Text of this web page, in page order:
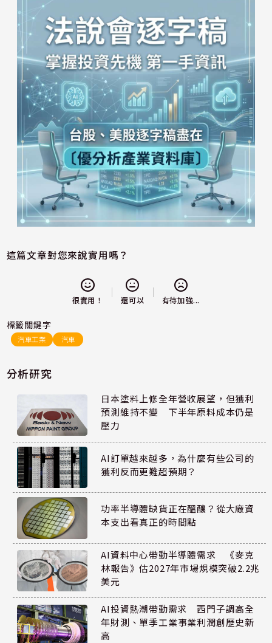
這篇文章對您來說實用嗎？
很實用！ 還可以 有待加強...
標籤關鍵字
汽車工業 汽車
分析研究
日本塗料上修全年營收展望，但獲利
預測維持不變 下半年原料成本仍是
壓力
AI訂單越來越多，為什麼有些公司的
獲利反而更難超預期？
功率半導體缺貨正在醞釀？從大廠資
本支出看真正的時間點
AI資料中心帶動半導體需求 《麥克
林報告》估2027年市場規模突破2.2兆
美元
AI投資熱潮帶動需求 西門子調高全
年財測、單季工業事業利潤創歷史新
高